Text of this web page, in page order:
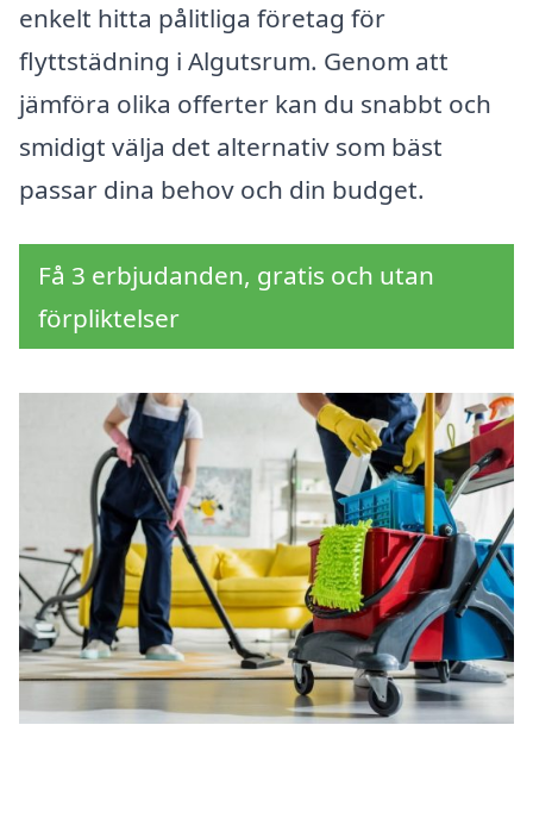
enkelt hitta pålitliga företag för
flyttstädning i Algutsrum. Genom att
jämföra olika offerter kan du snabbt och
smidigt välja det alternativ som bäst
passar dina behov och din budget.
Få 3 erbjudanden, gratis och utan
förpliktelser